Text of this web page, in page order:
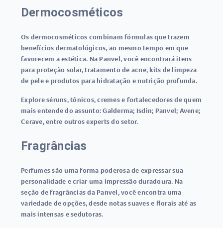
Dermocosméticos
Os dermocosméticos combinam fórmulas que trazem
benefícios dermatológicos, ao mesmo tempo em que
favorecem a estética. Na Panvel, você encontrará itens
para proteção solar, tratamento de acne, kits de limpeza
de pele e produtos para hidratação e nutrição profunda.
Explore séruns, tônicos, cremes e fortalecedores de quem
mais entende do assunto: Galderma; Isdin; Panvel; Avene;
Cerave, entre outros experts do setor.
Fragrâncias
Perfumes são uma forma poderosa de expressar sua
personalidade e criar uma impressão duradoura. Na
seção de fragrâncias da Panvel, você encontra uma
variedade de opções, desde notas suaves e florais até as
mais intensas e sedutoras.